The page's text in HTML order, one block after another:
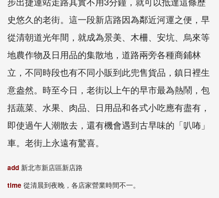
史悠久的老街。這一段新店路因為鄰近河運之便，早
從清朝道光年間，就成為景美、木柵、安坑、烏來等
地農作物及日用品的集散地，道路兩旁各種商鋪林
立，不同時段也有不同小販到此兜售貨品，鎮日裡生
意盎然。時至今日，老街以上午的早市最為熱鬧，包
括蔬菜、水果、肉品、日用品和各式小吃應有盡有，
即使過午人潮散去，還有機會遇到古早味的「叭咘」
車。老街上永遠有驚喜。
add 新北市新店區新店路
time 從清晨到夜晚，各店家營業時間不一。